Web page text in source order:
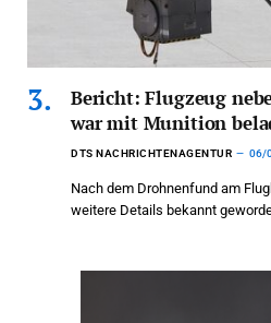
Bericht: Flugzeug
war mit Munition
DTS NACHRICHTENAGENTUR 06/
Nach dem Drohnenfund am
weitere Details bekannt